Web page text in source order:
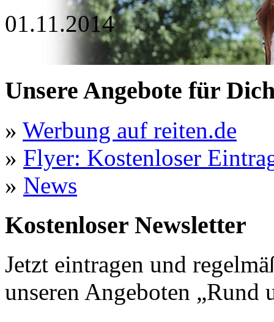
01.11.2014
Unsere Angebote für
» Werbung auf reiten.de
» Flyer: Kostenloser
» News
Kostenloser Newsletter
Jetzt eintragen und
unseren Angeboten „Rund